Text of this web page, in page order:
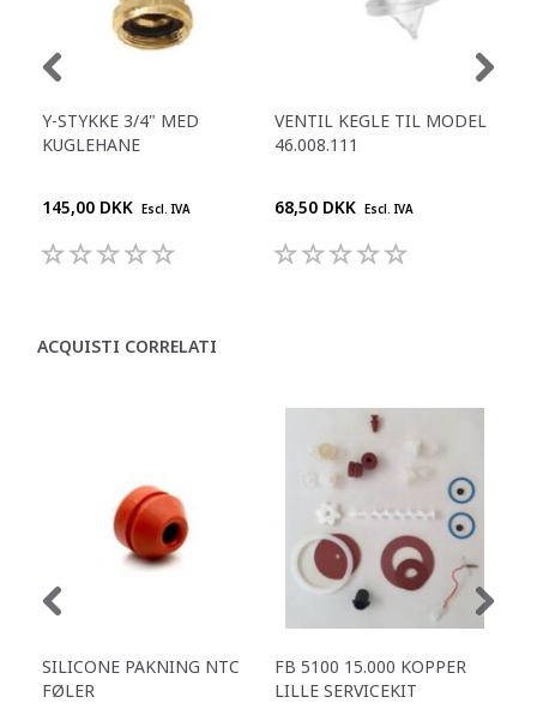
Y-STYKKE 3/4" MED
KUGLEHANE
145,00 DKK Escl. IVA
VENTIL KEGLE TIL MODEL
46.008.111
68,50 DKK Escl. IVA
ACQUISTI CORRELATI
SILICONE PAKNING NTC
FØLER
FB 5100 15.000 KOPPER
LILLE SERVICEKIT